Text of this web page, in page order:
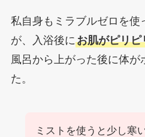
私自身もミラブルゼロを使
が、入浴後にお肌がピリピ
風呂から上がった後に体が
た。
ミストを使うと少し寒